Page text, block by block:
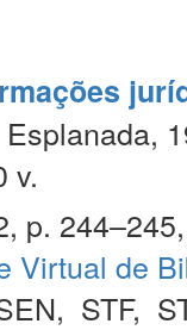
v.
p.
Virtual de
, STF,